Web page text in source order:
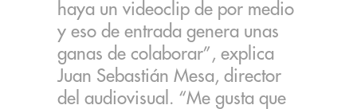
haya un videoclip de por medio
y eso de entrada genera unas
ganas de colaborar”, explica
Juan Sebastián Mesa, director
del audiovisual. “Me gusta que